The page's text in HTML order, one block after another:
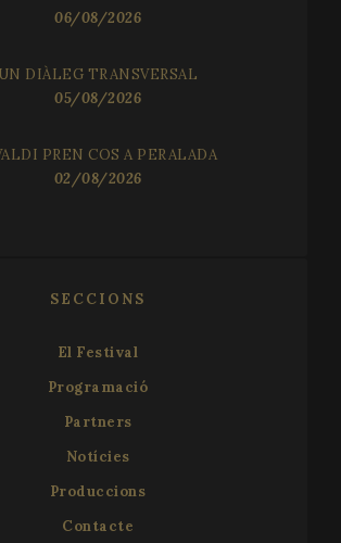
06/08/2026
UN DIÀLEG TRANSVERSAL
05/08/2026
PREN COS A PERALADA
02/08/2026
SECCIONS
El Festival
Programació
Partners
Notícies
Produccions
Contacte
Functionality
Performance
necessary cookies.